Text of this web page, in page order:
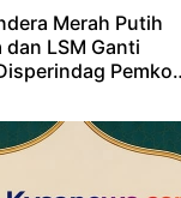
Merah Putih
LSM Ganti
Pemkot